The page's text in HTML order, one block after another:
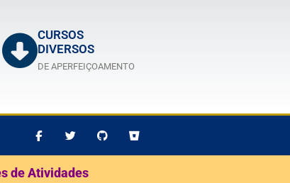
CURSOS
DIVERSOS
DE APERFEIÇOAMENTO
de Atividades